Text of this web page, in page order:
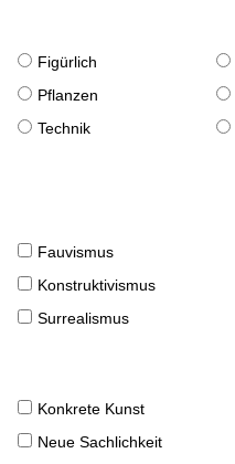
Figürlich
Pflanzen
Technik
Fauvismus
Konstruktivismus
Surrealismus
Konkrete Kunst
Neue Sachlichkeit